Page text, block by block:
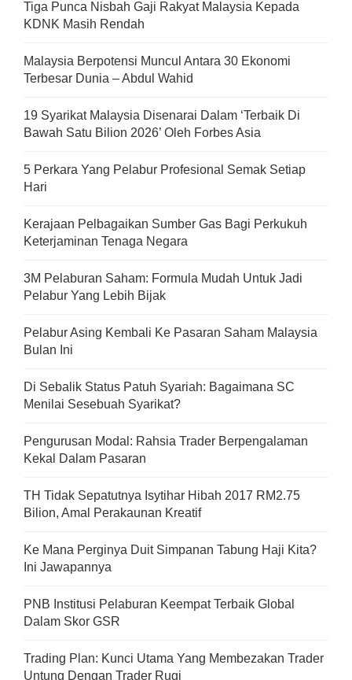
Tiga Punca Nisbah Gaji Rakyat Malaysia Kepada
KDNK Masih Rendah
Malaysia Berpotensi Muncul Antara 30 Ekonomi
Terbesar Dunia – Abdul Wahid
19 Syarikat Malaysia Disenarai Dalam ‘Terbaik Di
Bawah Satu Bilion 2026’ Oleh Forbes Asia
5 Perkara Yang Pelabur Profesional Semak Setiap
Hari
Kerajaan Pelbagaikan Sumber Gas Bagi Perkukuh
Keterjaminan Tenaga Negara
3M Pelaburan Saham: Formula Mudah Untuk Jadi
Pelabur Yang Lebih Bijak
Pelabur Asing Kembali Ke Pasaran Saham Malaysia
Bulan Ini
Di Sebalik Status Patuh Syariah: Bagaimana SC
Menilai Sesebuah Syarikat?
Pengurusan Modal: Rahsia Trader Berpengalaman
Kekal Dalam Pasaran
TH Tidak Sepatutnya Isytihar Hibah 2017 RM2.75
Bilion, Amal Perakaunan Kreatif
Ke Mana Perginya Duit Simpanan Tabung Haji Kita?
Ini Jawapannya
PNB Institusi Pelaburan Keempat Terbaik Global
Dalam Skor GSR
Trading Plan: Kunci Utama Yang Membezakan Trader
Untung Dengan Trader Rugi